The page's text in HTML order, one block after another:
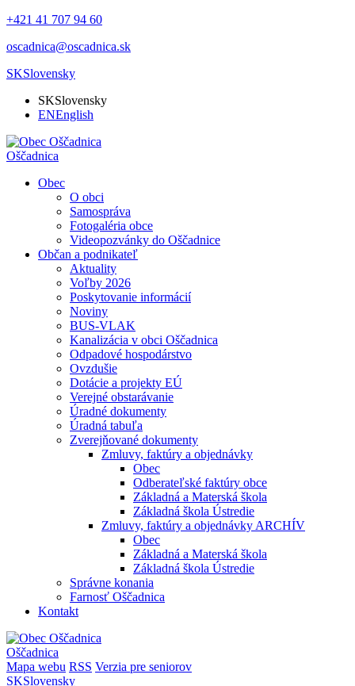
+421 41 707 94 60
oscadnica@oscadnica.sk
SKSlovensky
SKSlovensky
ENEnglish
Oščadnica
Obec
O obci
Samospráva
Fotogaléria obce
Videopozvánky do Oščadnice
Občan a podnikateľ
Aktuality
Voľby 2026
Poskytovanie informácií
Noviny
BUS-VLAK
Kanalizácia v obci Oščadnica
Odpadové hospodárstvo
Ovzdušie
Dotácie a projekty EÚ
Verejné obstarávanie
Úradné dokumenty
Úradná tabuľa
Zverejňované dokumenty
Zmluvy, faktúry a objednávky
Obec
Odberateľské faktúry obce
Základná a Materská škola
Základná škola Ústredie
Zmluvy, faktúry a objednávky ARCHÍV
Obec
Základná a Materská škola
Základná škola Ústredie
Správne konania
Farnosť Oščadnica
Kontakt
Oščadnica
Mapa webu RSS Verzia pre seniorov
SKSlovensky